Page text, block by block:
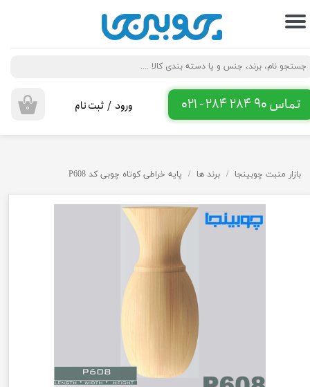
تماس 90 284 284 - 021 ۰ ورود / ثبت نام
حساب کاربری من
تغییر گذر واژه
سفارشات
خروج از حساب کاربری
بازار منبت چوبینجا برند ها پایه خراطی کوتاه چوبی کد P608